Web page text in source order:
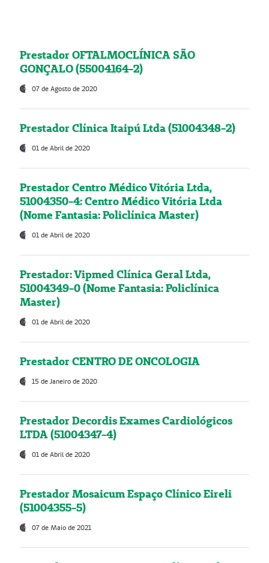
Prestador OFTALMOCLÍNICA SÃO
GONÇALO (55004164-2)
07 de Agosto de 2020
Prestador Clínica Itaipú Ltda (51004348-2)
01 de Abril de 2020
Prestador Centro Médico Vitória Ltda,
51004350-4: Centro Médico Vitória Ltda
(Nome Fantasia: Policlínica Master)
01 de Abril de 2020
Prestador: Vipmed Clínica Geral Ltda,
51004349-0 (Nome Fantasia: Policlínica
Master)
01 de Abril de 2020
Prestador CENTRO DE ONCOLOGIA
15 de Janeiro de 2020
Prestador Decordis Exames Cardiológicos
LTDA (51004347-4)
01 de Abril de 2020
Prestador Mosaicum Espaço Clínico Eireli
(51004355-5)
07 de Maio de 2021